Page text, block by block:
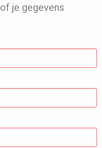
je gegevens